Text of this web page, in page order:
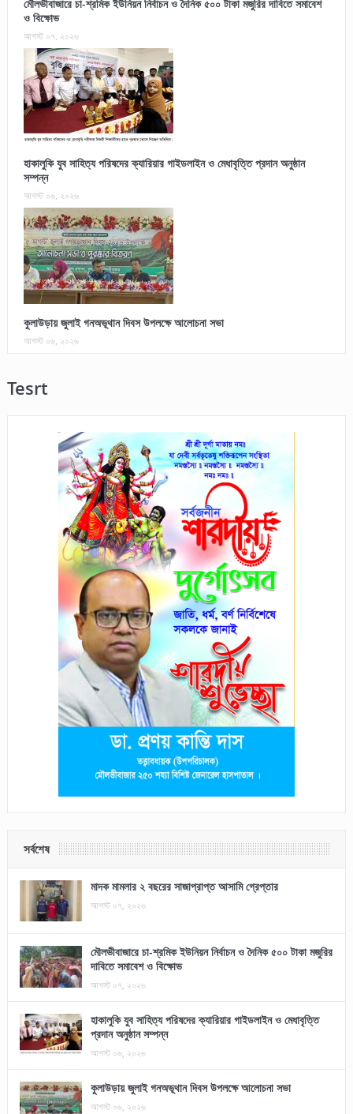
মৌলভীবাজারে চা-শ্রমিক ইউনিয়ন নির্বাচন ও দৈনিক ৫০০ টাকা মজুরির দাবিতে সমাবেশ
ও বিক্ষোভ
আগস্ট ০৭, ২০২৬
হাকালুকি যুব সাহিত্য পরিষদের ক্যারিয়ার গাইডলাইন ও মেধাবৃত্তি প্রদান অনুষ্ঠান
সম্পন্ন
আগস্ট ০৬, ২০২৬
কুলাউড়ায় জুলাই গনঅভূথান দিবস উপলক্ষে আলোচনা সভা
আগস্ট ০৬, ২০২৬
Tesrt
সর্বশেষ
মাদক মামলার ২ বছরের সাজাপ্রাপ্ত আসামি গ্রেপ্তার
আগস্ট ০৭, ২০২৬
মৌলভীবাজারে চা-শ্রমিক ইউনিয়ন নির্বাচন ও দৈনিক ৫০০ টাকা মজুরির
দাবিতে সমাবেশ ও বিক্ষোভ
আগস্ট ০৭, ২০২৬
হাকালুকি যুব সাহিত্য পরিষদের ক্যারিয়ার গাইডলাইন ও মেধাবৃত্তি
প্রদান অনুষ্ঠান সম্পন্ন
আগস্ট ০৬, ২০২৬
কুলাউড়ায় জুলাই গনঅভূথান দিবস উপলক্ষে আলোচনা সভা
আগস্ট ০৬, ২০২৬